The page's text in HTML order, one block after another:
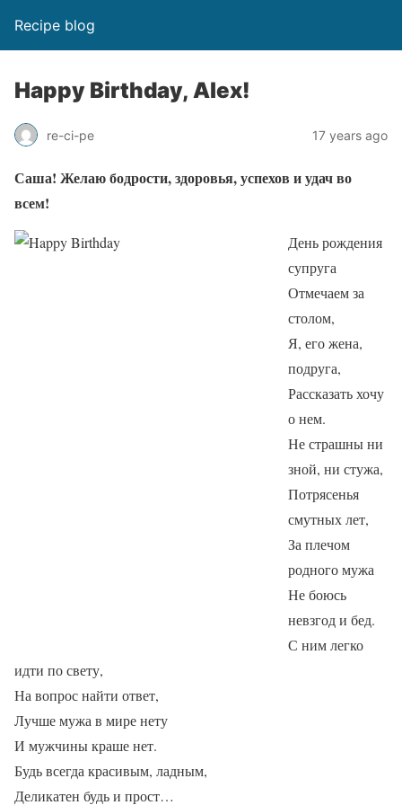
Recipe blog
Happy Birthday, Alex!
re-ci-pe 17 years ago
Саша! Желаю бодрости, здоровья, успехов и удач во
всем!
День рождения
супруга
Отмечаем за
столом,
Я, его жена,
подруга,
Рассказать хочу
о нем.
Не страшны ни
зной, ни стужа,
Потрясенья
смутных лет,
За плечом
родного мужа
Не боюсь
невзгод и бед.
С ним легко
идти по свету,
На вопрос найти ответ,
Лучше мужа в мире нету
И мужчины краше нет.
Будь всегда красивым, ладным,
Деликатен будь и прост…